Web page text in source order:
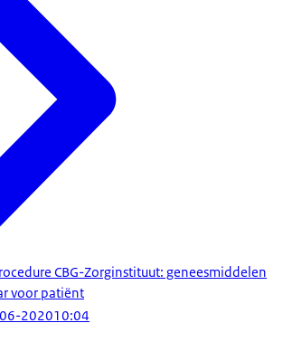
CBG-Zorginstituut: geneesmiddelen
voor patiënt
202010:04